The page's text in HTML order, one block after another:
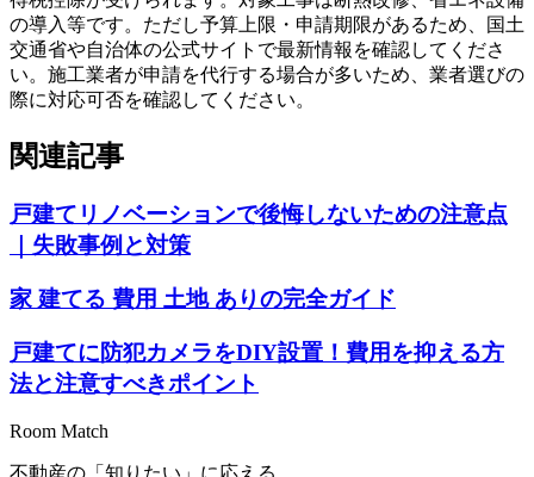
の導入等です。ただし予算上限・申請期限があるため、国土
交通省や自治体の公式サイトで最新情報を確認してくださ
い。施工業者が申請を代行する場合が多いため、業者選びの
際に対応可否を確認してください。
関連記事
戸建てリノベーションで後悔しないための注意点
｜失敗事例と対策
家 建てる 費用 土地 ありの完全ガイド
戸建てに防犯カメラをDIY設置！費用を抑える方
法と注意すべきポイント
Room Match